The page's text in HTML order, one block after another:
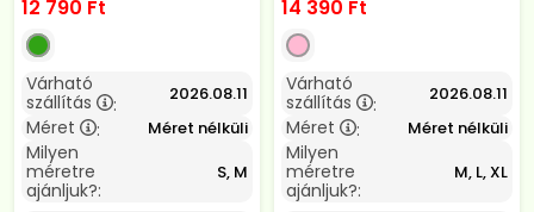
12 790 Ft
Várható
szállítás
: 2026.08.11
Méret : Méret nélküli
Milyen
méretre
ajánljuk?:
S, M
14 390 Ft
Várható
szállítás
: 2026.08.11
Méret : Méret nélküli
Milyen
méretre
ajánljuk?:
M, L, XL